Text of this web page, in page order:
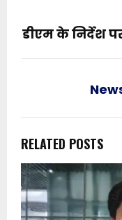
डीएम के निर्देश
RELATED POSTS